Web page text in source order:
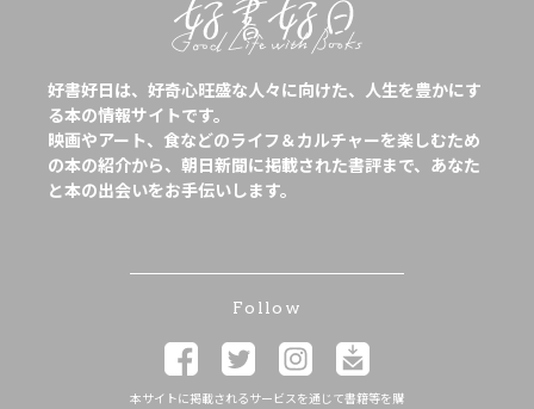
好書好日は、好奇心旺盛な人々に向けた、人生を豊かにす
る本の情報サイトです。
映画やアート、食などのライフ＆カルチャーを楽しむため
の本の紹介から、朝日新聞に掲載された書評まで、あなた
と本の出会いをお手伝いします。
Follow
本サイトに掲載されるサービスを通じて書籍等を購